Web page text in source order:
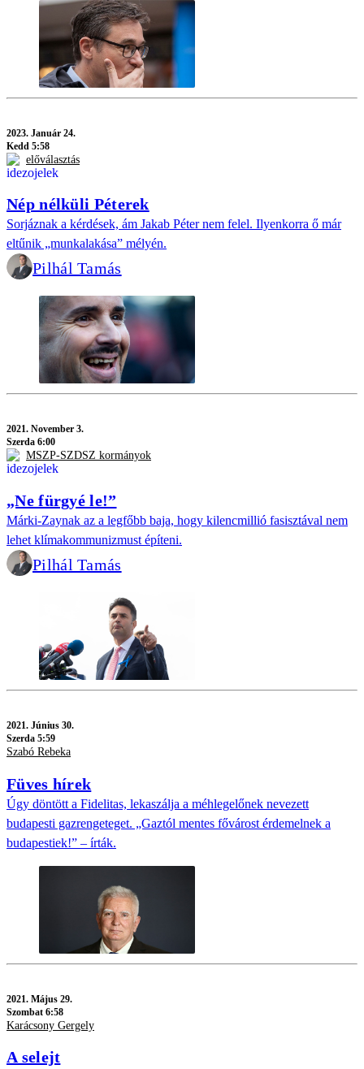
2023. Január 24.
Kedd 5:58
előválasztás
Nép nélküli Péterek
Sorjáznak a kérdések, ám Jakab Péter nem felel. Ilyenkorra ő már
eltűnik „munkalakása” mélyén.
Pilhál Tamás
2021. November 3.
Szerda 6:00
MSZP-SZDSZ kormányok
„Ne fürgyé le!”
Márki-Zaynak az a legfőbb baja, hogy kilencmillió fasisztával nem
lehet klímakommunizmust építeni.
Pilhál Tamás
2021. Június 30.
Szerda 5:59
Szabó Rebeka
Füves hírek
Úgy döntött a Fidelitas, lekaszálja a méhlegelőnek nevezett
budapesti gazrengeteget. „Gaztól mentes fővárost érdemelnek a
budapestiek!” – írták.
2021. Május 29.
Szombat 6:58
Karácsony Gergely
A selejt